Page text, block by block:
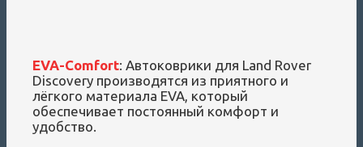
EVA-Comfort: Автоковрики для Land Rover
Discovery производятся из приятного и
лёгкого материала EVA, который
обеспечивает постоянный комфорт и
удобство.